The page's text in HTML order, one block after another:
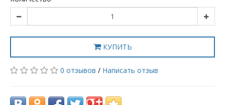
КУПИТЬ
0 отзывов / Написать отзыв